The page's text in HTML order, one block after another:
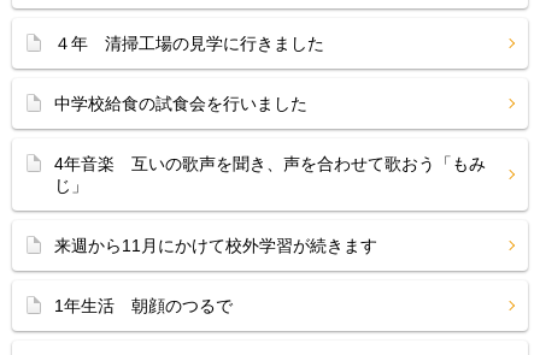
４年 清掃工場の見学に行きました
中学校給食の試食会を行いました
4年音楽 互いの歌声を聞き、声を合わせて歌おう「もみ
じ」
来週から11月にかけて校外学習が続きます
1年生活 朝顔のつるで